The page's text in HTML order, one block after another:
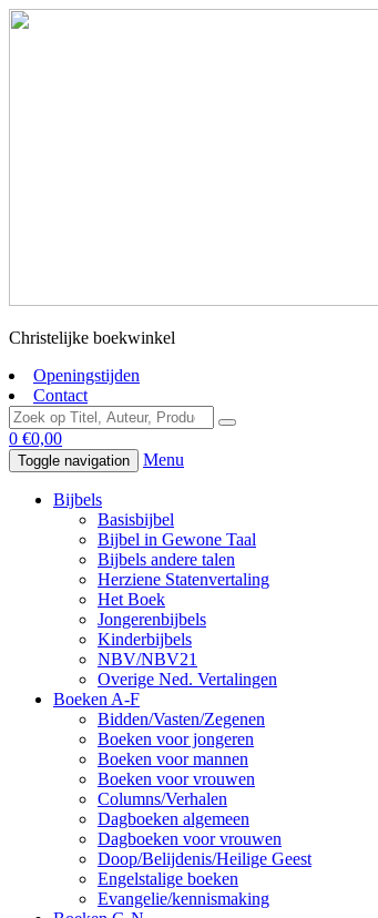
Christelijke boekwinkel
Openingstijden
Contact
0 €0,00
Toggle navigation Menu
Bijbels
Basisbijbel
Bijbel in Gewone Taal
Bijbels andere talen
Herziene Statenvertaling
Het Boek
Jongerenbijbels
Kinderbijbels
NBV/NBV21
Overige Ned. Vertalingen
Boeken A-F
Bidden/Vasten/Zegenen
Boeken voor jongeren
Boeken voor mannen
Boeken voor vrouwen
Columns/Verhalen
Dagboeken algemeen
Dagboeken voor vrouwen
Doop/Belijdenis/Heilige Geest
Engelstalige boeken
Evangelie/kennismaking